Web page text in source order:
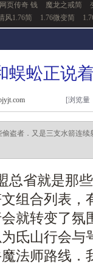
网页传奇 钱 魔龙之戒简
风1.76简 1.76微变简
蜈蚣正说
[浏览量
盗者．又是三支水箭连
总省就是那
组合列表，
就转变了氛
氐山行会与
法师路线．